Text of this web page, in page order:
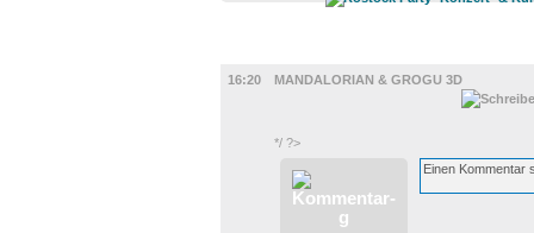
16:20
MANDALORIAN & GROGU 3D
*/ ?>